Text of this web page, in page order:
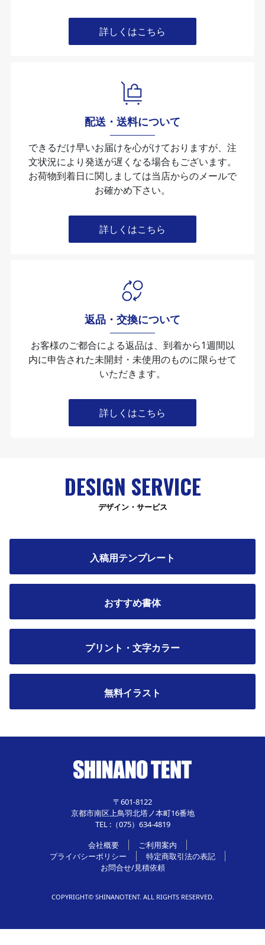
詳しくはこちら
配送・送料について
できるだけ早いお届けを心がけておりますが、注
文状況により発送が遅くなる場合もございます。
お荷物到着日に関しましては当店からのメールで
お確かめ下さい。
詳しくはこちら
返品・交換について
お客様のご都合による返品は、到着から1週間以
内に申告された未開封・未使⽤のものに限らせて
いただきます。
詳しくはこちら
DESIGN SERVICE
デザイン・サービス
入稿用テンプレート
おすすめ書体
プリント・文字カラー
無料イラスト
〒601-8122
京都市南区上鳥羽北塔ノ本町16番地
TEL :（075）634-4819
会社概要
ご利用案内
プライバシーポリシー
特定商取引法の表記
お問合せ/見積依頼
COPYRIGHT© SHINANOTENT. ALL RIGHTS RESERVED.